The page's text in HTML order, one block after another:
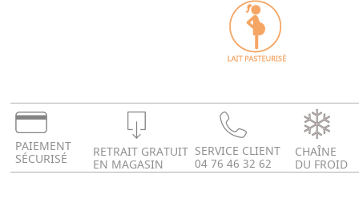
PAIEMENT
SÉCURISÉ RETRAIT GRATUIT
EN MAGASIN
SERVICE CLIENT
04 76 46 32 62
CHAÎNE
DU FROID